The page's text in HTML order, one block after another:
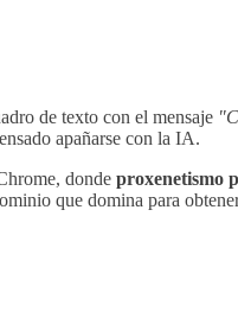
de texto con el mensaje
apañarse con la IA.
donde proxenetismo
que domina para